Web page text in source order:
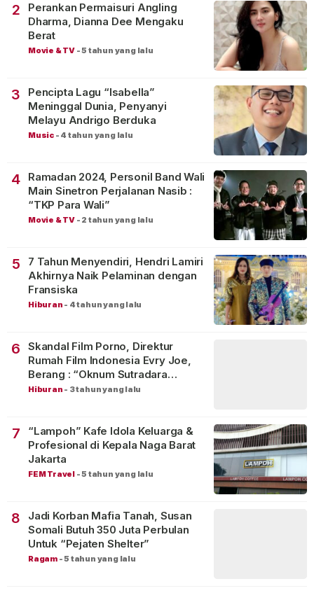
2
Perankan Permaisuri Angling
Dharma, Dianna Dee Mengaku
Berat
Movie & TV -5 tahun yang lalu
3
Pencipta Lagu “Isabella”
Meninggal Dunia, Penyanyi
Melayu Andrigo Berduka
Music - 4 tahun yang lalu
4
Ramadan 2024, Personil Band Wali
Main Sinetron Perjalanan Nasib :
“TKP Para Wali”
Movie & TV - 2 tahun yang lalu
5
7 Tahun Menyendiri, Hendri Lamiri
Akhirnya Naik Pelaminan dengan
Fransiska
Hiburan - 4 tahun yang lalu
6
Skandal Film Porno, Direktur
Rumah Film Indonesia Evry Joe,
Berang : “Oknum Sutradara
Merusak Perfilman Indonesia”!
Hiburan - 3 tahun yang lalu
7
“Lampoh” Kafe Idola Keluarga &
Profesional di Kepala Naga Barat
Jakarta
FEM Travel -5 tahun yang lalu
8
Jadi Korban Mafia Tanah, Susan
Somali Butuh 350 Juta Perbulan
Untuk “Pejaten Shelter”
Ragam -5 tahun yang lalu